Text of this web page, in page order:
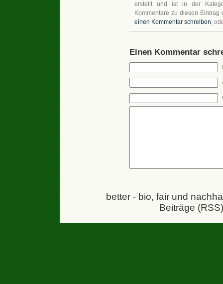
erstellt und ist in der
Kommentare zu diesen
einen Kommentar schreiben,
Einen Kommentar
better - bio, fair und
Beiträge (RSS)